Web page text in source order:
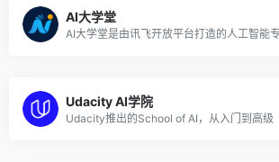
AI大学堂
Udacity AI学院
Udacity推出的School of AI，从入门到高级